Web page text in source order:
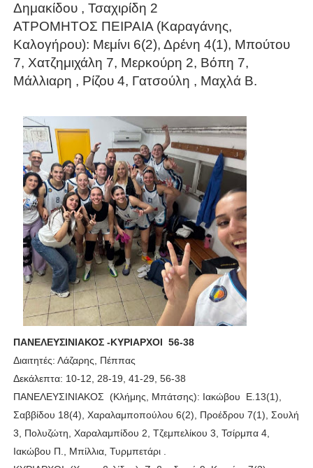
Δημακίδου , Τσαχιρίδη 2
ΑΤΡΟΜΗΤΟΣ ΠΕΙΡΑΙΑ (Καραγάνης,
Καλογήρου): Μεμίνι 6(2), Δρένη 4(1), Μπούτου
7, Χατζημιχάλη 7, Μερκούρη 2, Βόπη 7,
Μάλλιαρη , Ρίζου 4, Γατσούλη , Μαχλά Β.
ΠΑΝΕΛΕΥΣΙΝΙΑΚΟΣ -ΚΥΡΙΑΡΧΟΙ 56-38
Διαιτητές: Λάζαρης, Πέππας
Δεκάλεπτα: 10-12, 28-19, 41-29, 56-38
ΠΑΝΕΛΕΥΣΙΝΙΑΚΟΣ (Κλήμης, Μπάτσης): Ιακώβου Ε.13(1),
Σαββίδου 18(4), Χαραλαμποπούλου 6(2), Προέδρου 7(1), Σουλή
3, Πολυζώτη, Χαραλαμπίδου 2, Τζεμπελίκου 3, Τσίρμπα 4,
Ιακώβου Π., Μπίλλια, Τυρμπετάρι .